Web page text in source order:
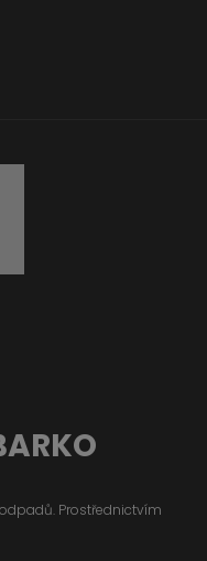
Prostřednictvím